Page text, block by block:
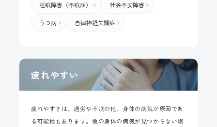
睡眠障害（不眠症） 社会不安障害
うつ病 自律神経失調症
疲れやすさは、過労や不眠の他、身体の病気が原因であ
る可能性もあります。他の身体の病気が見つからない場
疲れやすい